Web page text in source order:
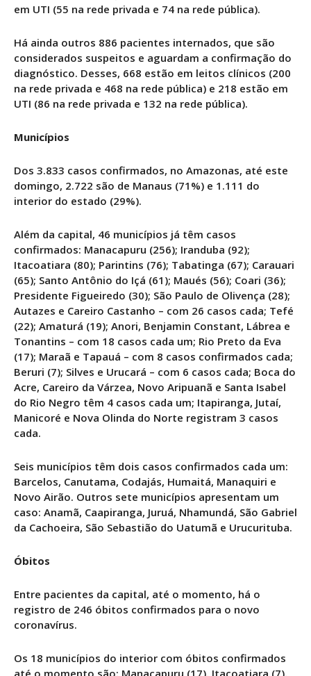
em UTI (55 na rede privada e 74 na rede pública).
Há ainda outros 886 pacientes internados, que são
considerados suspeitos e aguardam a confirmação do
diagnóstico. Desses, 668 estão em leitos clínicos (200
na rede privada e 468 na rede pública) e 218 estão em
UTI (86 na rede privada e 132 na rede pública).
Municípios
Dos 3.833 casos confirmados, no Amazonas, até este
domingo, 2.722 são de Manaus (71%) e 1.111 do
interior do estado (29%).
Além da capital, 46 municípios já têm casos
confirmados: Manacapuru (256); Iranduba (92);
Itacoatiara (80); Parintins (76); Tabatinga (67); Carauari
(65); Santo Antônio do Içá (61); Maués (56); Coari (36);
Presidente Figueiredo (30); São Paulo de Olivença (28);
Autazes e Careiro Castanho – com 26 casos cada; Tefé
(22); Amaturá (19); Anori, Benjamin Constant, Lábrea e
Tonantins – com 18 casos cada um; Rio Preto da Eva
(17); Maraã e Tapauá – com 8 casos confirmados cada;
Beruri (7); Silves e Urucará – com 6 casos cada; Boca do
Acre, Careiro da Várzea, Novo Aripuanã e Santa Isabel
do Rio Negro têm 4 casos cada um; Itapiranga, Jutaí,
Manicoré e Nova Olinda do Norte registram 3 casos
cada.
Seis municípios têm dois casos confirmados cada um:
Barcelos, Canutama, Codajás, Humaitá, Manaquiri e
Novo Airão. Outros sete municípios apresentam um
caso: Anamã, Caapiranga, Juruá, Nhamundá, São Gabriel
da Cachoeira, São Sebastião do Uatumã e Urucurituba.
Óbitos
Entre pacientes da capital, até o momento, há o
registro de 246 óbitos confirmados para o novo
coronavírus.
Os 18 municípios do interior com óbitos confirmados